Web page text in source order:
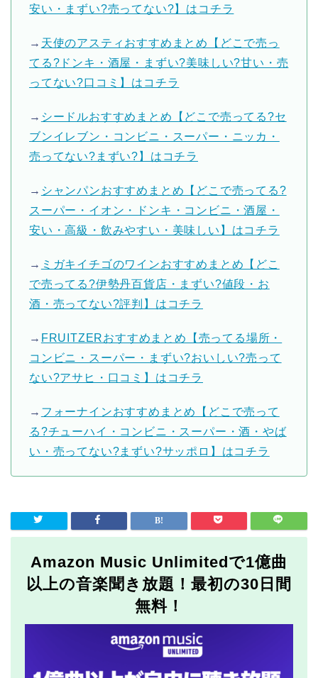
安い・まずい?売ってない?】はコチラ
→ 天使のアスティおすすめまとめ【どこで売っ
てる?ドンキ・酒屋・まずい?美味しい?甘い・売
ってない?口コミ】はコチラ
→ シードルおすすめまとめ【どこで売ってる?セ
ブンイレブン・コンビニ・スーパー・ニッカ・
売ってない?まずい?】はコチラ
→ シャンパンおすすめまとめ【どこで売ってる?
スーパー・イオン・ドンキ・コンビニ・酒屋・
安い・高級・飲みやすい・美味しい】はコチラ
→ ミガキイチゴのワインおすすめまとめ【どこ
で売ってる?伊勢丹百貨店・まずい?値段・お
酒・売ってない?評判】はコチラ
→ FRUITZERおすすめまとめ【売ってる場所・
コンビニ・スーパー・まずい?おいしい?売って
ない?アサヒ・口コミ】はコチラ
→ フォーナインおすすめまとめ【どこで売って
る?チューハイ・コンビニ・スーパー・酒・やば
い・売ってない?まずい?サッポロ】はコチラ
Amazon Music Unlimitedで1億曲
以上の音楽聞き放題！最初の30日間
無料！